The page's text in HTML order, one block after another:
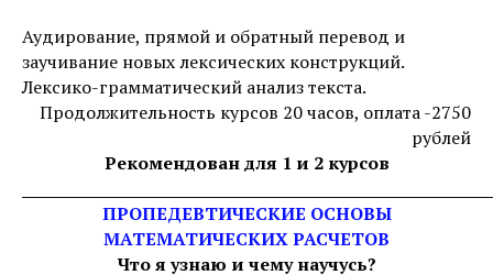
Аудирование, прямой и обратный перевод и
заучивание новых лексических конструкций.
Лексико-грамматический анализ текста.
Продолжительность курсов 20 часов, оплата -2750
рублей
Рекомендован для 1 и 2 курсов
ПРОПЕДЕВТИЧЕСКИЕ ОСНОВЫ
МАТЕМАТИЧЕСКИХ РАСЧЕТОВ
Что я узнаю и чему научусь?